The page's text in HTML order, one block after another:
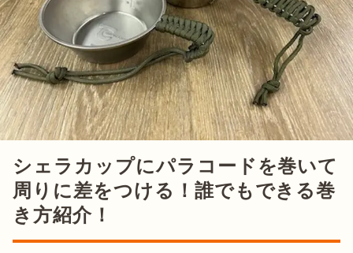
シェラカップにパラコードを巻いて
周りに差をつける！誰でもできる巻
き方紹介！